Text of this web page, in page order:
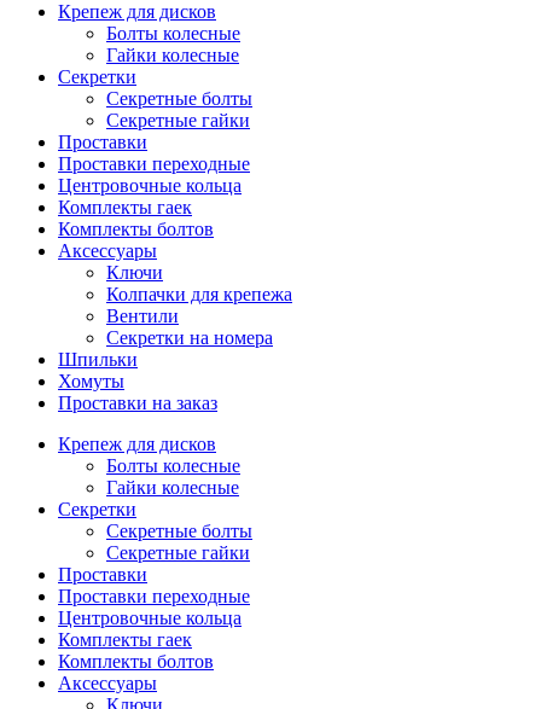
Крепеж для дисков
Болты колесные
Гайки колесные
Секретки
Секретные болты
Секретные гайки
Проставки
Проставки переходные
Центровочные кольца
Комплекты гаек
Комплекты болтов
Аксессуары
Ключи
Колпачки для крепежа
Вентили
Секретки на номера
Шпильки
Хомуты
Проставки на заказ
Крепеж для дисков
Болты колесные
Гайки колесные
Секретки
Секретные болты
Секретные гайки
Проставки
Проставки переходные
Центровочные кольца
Комплекты гаек
Комплекты болтов
Аксессуары
Ключи